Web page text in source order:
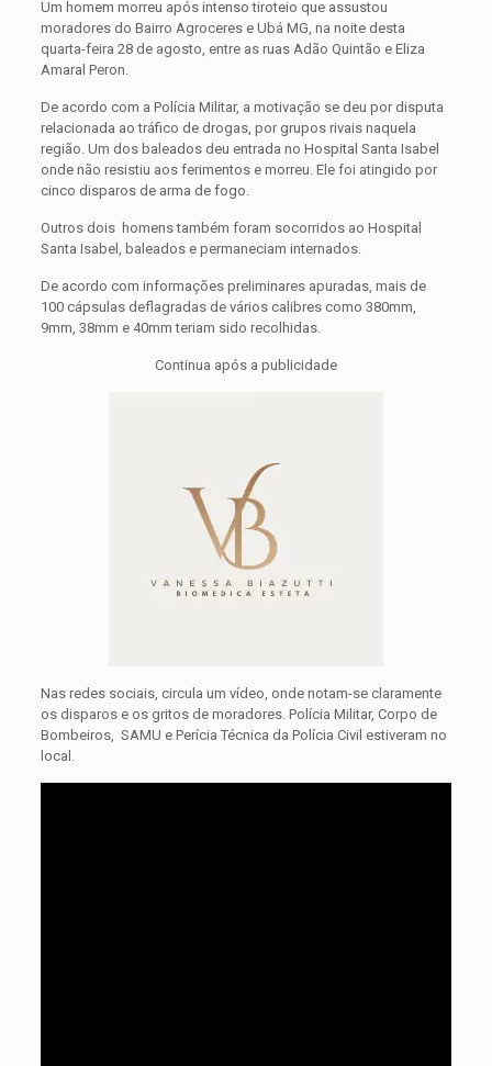
Um homem morreu após intenso tiroteio que assustou
moradores do Bairro Agroceres e Ubá MG, na noite desta
quarta-feira 28 de agosto, entre as ruas Adão Quintão e Eliza
Amaral Peron.
De acordo com a Polícia Militar, a motivação se deu por disputa
relacionada ao tráfico de drogas, por grupos rivais naquela
região. Um dos baleados deu entrada no Hospital Santa Isabel
onde não resistiu aos ferimentos e morreu. Ele foi atingido por
cinco disparos de arma de fogo.
Outros dois homens também foram socorridos ao Hospital
Santa Isabel, baleados e permaneciam internados.
De acordo com informações preliminares apuradas, mais de
100 cápsulas deflagradas de vários calibres como 380mm,
9mm, 38mm e 40mm teriam sido recolhidas.
Continua após a publicidade
Nas redes sociais, circula um vídeo, onde notam-se claramente
os disparos e os gritos de moradores. Polícia Militar, Corpo de
Bombeiros, SAMU e Perícia Técnica da Polícia Civil estiveram no
local.